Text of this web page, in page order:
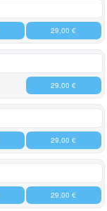
29,00 €
29,00 €
29,00 €
29,00 €